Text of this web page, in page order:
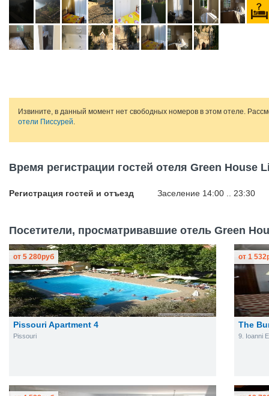
Извините, в данный момент нет свободных номеров в этом отеле.
отели Писсурей.
Время регистрации гостей отеля Green House
Регистрация гостей и отъезд Заселение 14:00 .. 23:30
Посетители, просматривавшие отель Green
Pissouri Apartment 4
Pissouri
от 5 280руб
The
9. Ioanni
от 1 532